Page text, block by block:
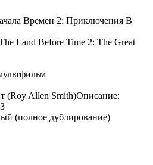
Времен 2: Приключения В
Land Before Time 2: The Great
(Roy Allen Smith)Описание:
(полное дублирование)